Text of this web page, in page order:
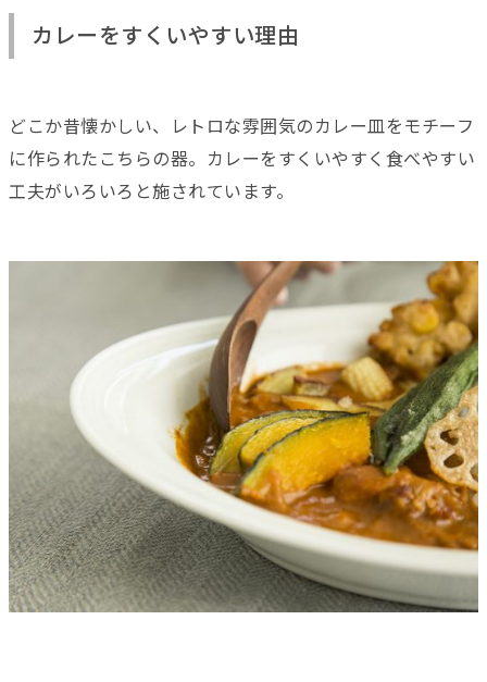
カレーをすくいやすい理由
どこか昔懐かしい、レトロな雰囲気のカレー皿をモチーフ
に作られたこちらの器。カレーをすくいやすく食べやすい
工夫がいろいろと施されています。